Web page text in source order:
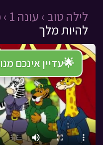
לילה טוב › עונה 1 ›
להיות מלך
🌟עדיין אינכם